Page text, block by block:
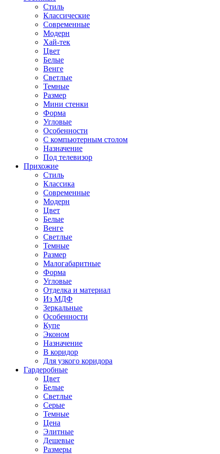
Стиль
Классические
Современные
Модерн
Хай-тек
Цвет
Белые
Венге
Светлые
Темные
Размер
Мини стенки
Форма
Угловые
Особенности
С компьютерным столом
Назначение
Под телевизор
Прихожие
Стиль
Классика
Современные
Модерн
Цвет
Белые
Венге
Светлые
Темные
Размер
Малогабаритные
Форма
Угловые
Отделка и материал
Из МДФ
Зеркальные
Особенности
Купе
Эконом
Назначение
В коридор
Для узкого коридора
Гардеробные
Цвет
Белые
Светлые
Серые
Темные
Цена
Элитные
Дешевые
Размеры